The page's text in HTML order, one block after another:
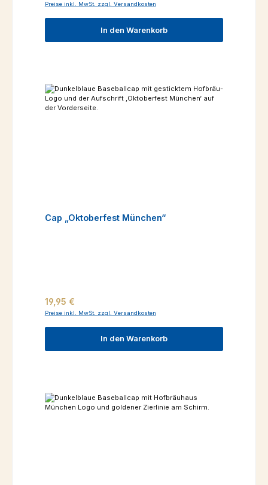
Preise inkl. MwSt. zzgl. Versandkosten
In den Warenkorb
Cap „Oktoberfest München“
Regulärer Preis:
19,95 €
Preise inkl. MwSt. zzgl. Versandkosten
In den Warenkorb